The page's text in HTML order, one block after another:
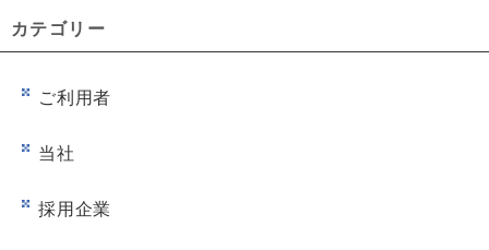
カテゴリー
ご利用者
当社
採用企業